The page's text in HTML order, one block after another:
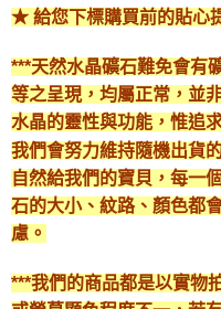
★ 給您下標購買前的貼心
***天然水晶礦石難免會有
等之呈現，均屬正常，並
水晶的靈性與功能，惟追
我們會努力維持隨機出貨
自然給我們的寶貝，每一
石的大小、紋路、顏色都
慮。
***我們的商品都是以實物